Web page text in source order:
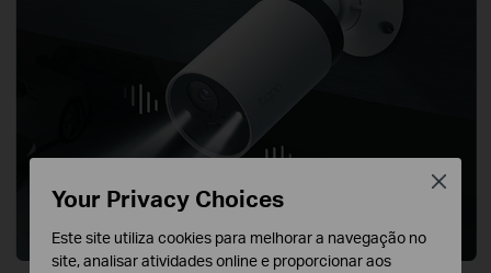
Your Privacy Choices
Este site utiliza cookies para melhorar a navegação no
site, analisar atividades online e proporcionar aos
Close